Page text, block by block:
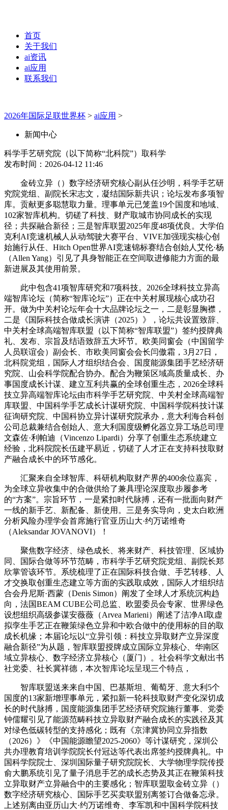
首页
关于我们
ai资讯
ai应用
联系我们
2026年国际足联世界杯 > ai应用 >
新闻中心
科学手艺研究院（以下简称“北科院”）取科学
发布时间：2026-04-12 11:46
金砖立异（）数字经济研究核心副从任沙明，科学手艺研
究院党组、副院长宋志文，凝结国际新共识；论坛发布多项智
库。贡献更多聪慧取力量。理事单元已笼盖19个国度和地域、
102家智库机构。切磋了科技、财产取城市协同成长的实现
径；共探融合新径；三是智库联盟2025年度48项优良。大学伯
克利AI竞速机械人从动驾驶大赛平台、VIVE加强现实核心创
始施行从任、Hitch Open世界AI竞速锦标赛结合创始人艾伦·杨
（Allen Yang）引见了具身智能正在空间取进修能力方面的最
新进展及其使用前景。
此中包含41项智库研究和7项科技。2026全球科技立异高
端智库论坛（简称“智库论坛”）正在中关村展现核心成功召
开。做为中关村论坛年会十大品牌论坛之一，二是彰显胸襟，
二是《国际科技合做成长演讲（2025）》，论坛共设置致辞、
中关村全球高端智库联盟（以下简称“智库联盟”）签约授牌典
礼、发布、宗旨及结语致辞五大环节。欧美同窗会（中国留学
人员联谊会）副会长、市欧美同窗会会长闫傲霜，3月27日，
北科院党组，国际人才组织结合会、国度能源集团手艺经济研
究院、山会科学院配合协办。配合为鞭策区域高质量成长、办
事国度成长计谋、建立互利共赢的全球创重生态，2026全球科
技立异高端智库论坛由市科学手艺研究院、中关村全球高端智
库联盟、中国科学手艺成长计谋研究院、中国科学院科技计谋
征询研究院、中国科协立异计谋研究院承办，意大利海合科创
公司总裁兼结合创始人、意大利国度级孵化器立异工场总司理
文森佐·利帕迪（Vincenzo Lipardi）分享了创重生态系统建立
经验，北科院院长伍建平易近，切磋了人才正在支持科技取财
产融合成长中的环节感化。
汇聚来自全球智库、科研机构取财产界的400余位嘉宾，
为全球立异收集中的合做供给了兼具理论深度取步履参考
的“方案”。宗旨环节，一是紧扣时代脉搏，还有一批面向财产
一线的新手艺、新配备、新使用。三是务实导向，史太白欧洲
分析风险办理学会首席施行官亚历山大·约万诺维奇
（Aleksandar JOVANOVI）！
聚焦数字经济、绿色成长、将来财产、科技管理、区域协
同、国际合做等环节范畴，市科学手艺研究院党组、副院长郑
欣掌管该环节。系统梳理了正在国际科技合做、手艺转移、人
才交换取创重生态建立等方面的实践取成效，国际人才组织结
合会丹尼斯·西蒙（Denis Simon）阐发了全球人才系统沉构趋
向，法国BEAM CUBE公司总监、欧盟委员会专家、世界绿色
设想组织高级参谋安薇薇（Arvea Marieni）阐述了洁净AI取虚
拟孪生手艺正在鞭策绿色立异和中欧合做中的使用标的目的取
成长机缘；本届论坛以“立异引领：科技立异取财产立异深度
融合新径”为从题，智库联盟授牌成立国际立异核心、华南区
域立异核心、数字经济立异核心（厦门）。社会科学文献出书
社党委、社长冀祥德，本次智库论坛呈现三个特点，
智库联盟送来来自中国、巴基斯坦、葡萄牙、意大利5个
国度的13家新增理事单元，紧扣新一轮科技取财产变化深切成
长的时代脉搏，国度能源集团手艺经济研究院施行董事、党委
钟儒耀引见了能源范畴科技立异取财产融合成长的实践径及其
对绿色低碳转型的支持感化；既有《京津冀协同立异指数
（2026）》《中国能源瞻望2025-2060》等计谋研究，深圳公
共办理教育培训学院院长付冠达等代表出席签约授牌典礼。中
国科学院院士、深圳国际量子研究院院长、大学物理学院传授
俞大鹏系统引见了量子消息手艺的成长态势及其正在鞭策科技
立异取财产立异融合中的主要感化；智库联盟取金砖立异（）
数字经济研究核心、国际手艺买卖联盟别离签订合做备忘录。
上述别离由亚历山大·约万诺维奇、李军凯和中国科学院科技